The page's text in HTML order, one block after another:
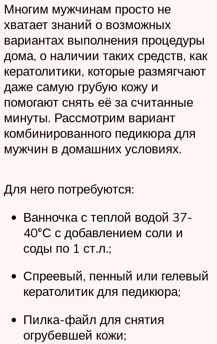
Многим мужчинам просто не
хватает знаний о возможных
вариантах выполнения процедуры
дома, о наличии таких средств, как
кератолитики, которые размягчают
даже самую грубую кожу и
помогают снять её за считанные
минуты. Рассмотрим вариант
комбинированного педикюра для
мужчин в домашних условиях.
Для него потребуются:
Ванночка с теплой водой 37-
40°С с добавлением соли и
соды по 1 ст.л.;
Спреевый, пенный или гелевый
кератолитик для педикюра;
Пилка-файл для снятия
огрубевшей кожи;